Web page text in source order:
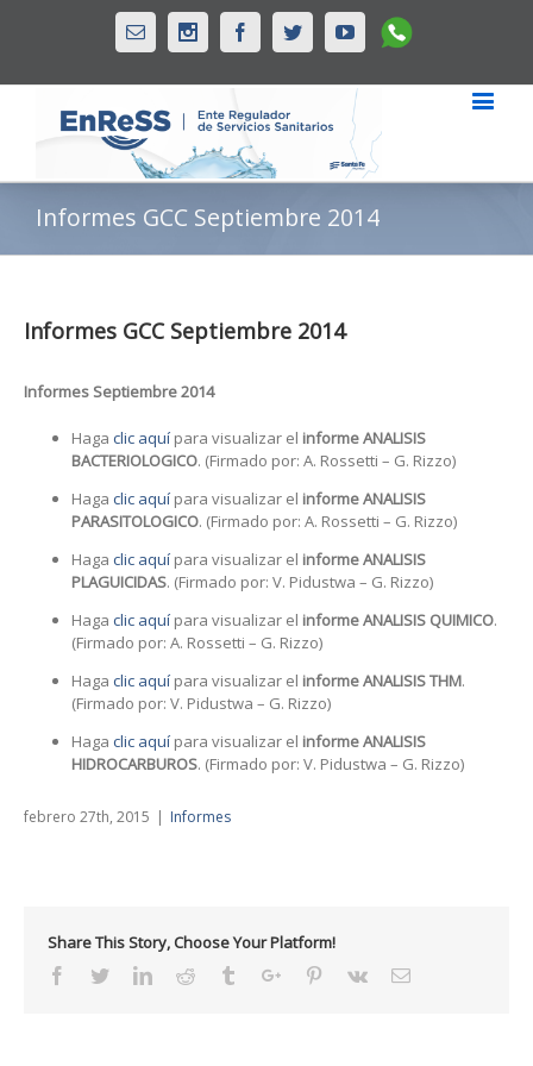
Email InstagramFacebookTwitterYoutubeWhatsapp
Informes GCC Septiembre 2014
Informes GCC Septiembre 2014
Informes Septiembre 2014
Haga clic aquí para visualizar el informe ANALISIS
BACTERIOLOGICO. (Firmado por: A. Rossetti – G. Rizzo)
Haga clic aquí para visualizar el informe ANALISIS
PARASITOLOGICO. (Firmado por: A. Rossetti – G. Rizzo)
Haga clic aquí para visualizar el informe ANALISIS
PLAGUICIDAS. (Firmado por: V. Pidustwa – G. Rizzo)
Haga clic aquí para visualizar el informe ANALISIS QUIMICO.
(Firmado por: A. Rossetti – G. Rizzo)
Haga clic aquí para visualizar el informe ANALISIS THM.
(Firmado por: V. Pidustwa – G. Rizzo)
Haga clic aquí para visualizar el informe ANALISIS
HIDROCARBUROS. (Firmado por: V. Pidustwa – G. Rizzo)
febrero 27th, 2015 | Informes
Share This Story, Choose Your Platform!
Facebook
TwitterLinkedinReddit TumblrGoogle+Pinterest
Vk Email